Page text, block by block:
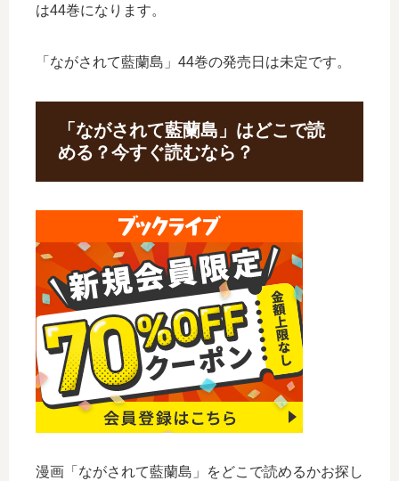
は44巻になります。
「ながされて藍蘭島」44巻の発売日は未定です。
「ながされて藍蘭島」はどこで読
める？今すぐ読むなら？
漫画「ながされて藍蘭島」をどこで読めるかお探し